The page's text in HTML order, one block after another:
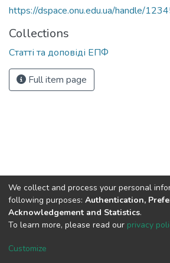
https://dspace.onu.edu.ua/handle/
Collections
Статті та доповіді ЕПФ
Full item page
DSpace software copyright ©
Cookie
End
We collect and process your personal
following purposes: Authentication,
Acknowledgement and Statistics.
To learn more, please read our privacy
Customize